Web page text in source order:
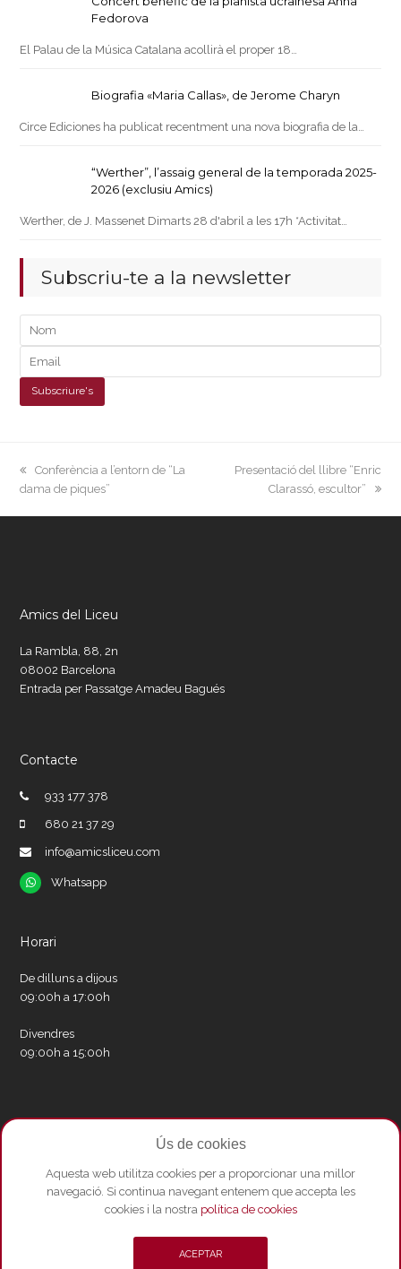
Fedorova
El Palau de la Música Catalana acollirà el proper 18…
Biografia «Maria Callas», de Jerome Charyn
Circe Ediciones ha publicat recentment una nova biografia de la…
“Werther”, l’assaig general de la temporada 2025-
2026 (exclusiu Amics)
Werther, de J. Massenet Dimarts 28 d'abril a les 17h *Activitat…
Subscriu-te a la newsletter
previous
post:
Conferència a l’entorn de “La
dama de piques”
next
Presentació del llibre “Enric
Clarassó, escultor”
Amics del Liceu
La Rambla, 88, 2n
08002 Barcelona
Entrada per Passatge Amadeu Bagués
Contacte
933 177 378
680 21 37 29
info@amicsliceu.com
Whatsapp
Whatsapp
Horari
De dilluns a dijous
09:00h a 17:00h
Divendres
09:00h a 15:00h
Xarxes socials
TwitterFacebookInstagram
Whatsapp
Youtube
Ús de cookies
Aquesta web utilitza cookies per a proporcionar una millor
navegació. Si continua navegant entenem que accepta les
cookies i la nostra política de cookies
ACEPTAR